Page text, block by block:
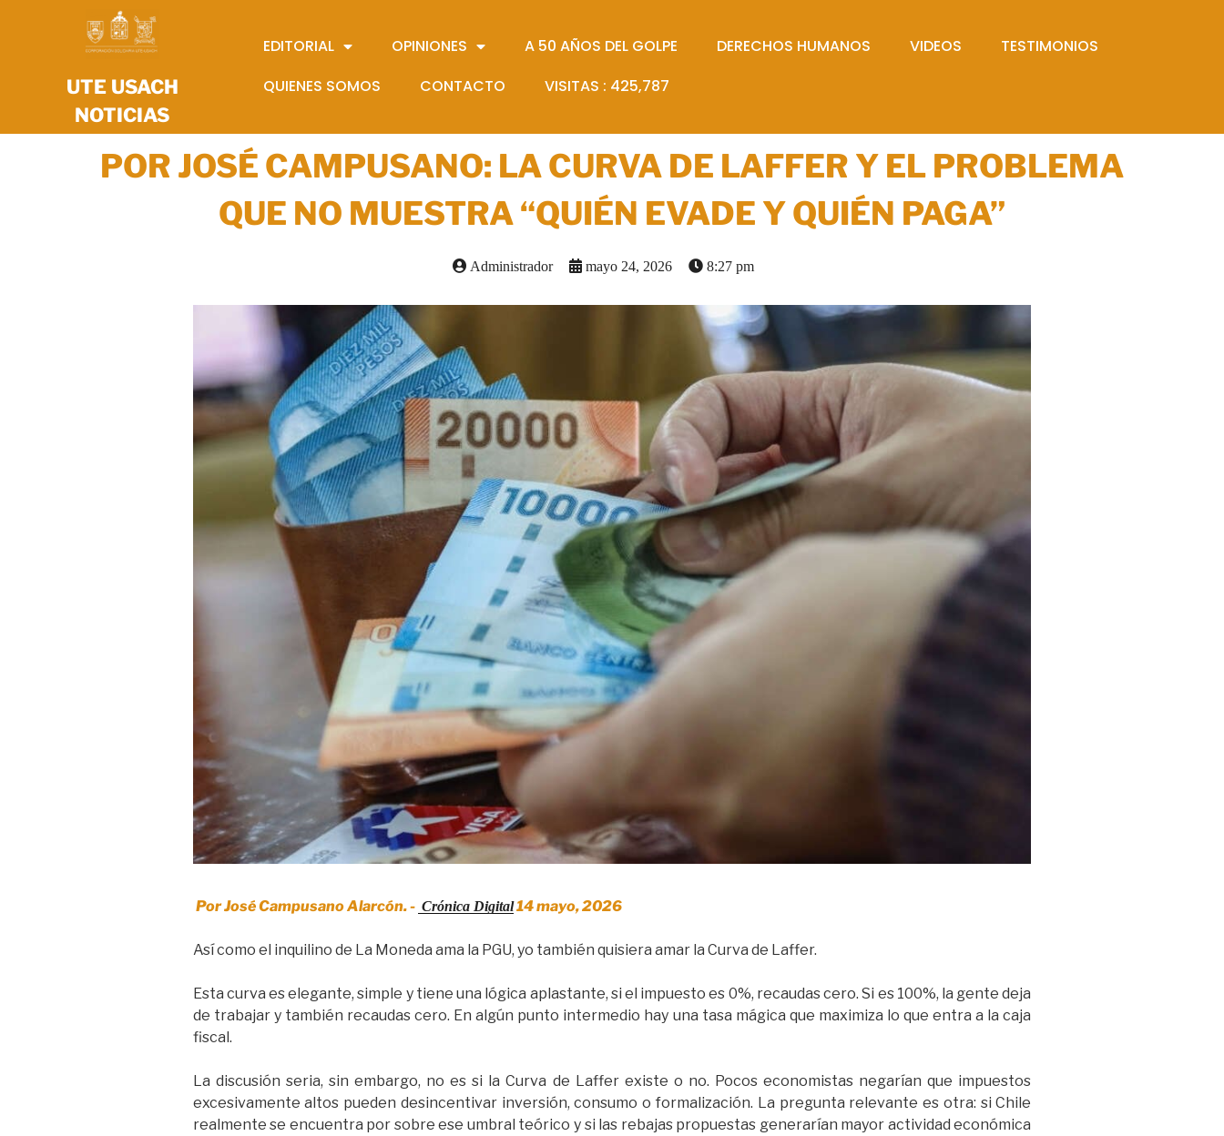
UTE USACH
NOTICIAS
EDITORIAL OPINIONES A 50 AÑOS DEL GOLPE DERECHOS HUMANOS VIDEOS
TESTIMONIOS
QUIENES SOMOS
CONTACTO VISITAS : 425,787
POR JOSÉ CAMPUSANO: LA CURVA DE LAFFER Y EL PROBLEMA
QUE NO MUESTRA “QUIÉN EVADE Y QUIÉN PAGA”
Administrador mayo 24, 2026 8:27 pm
Por José Campusano Alarcón. - Crónica Digital14 mayo, 2026
Así como el inquilino de La Moneda ama la PGU, yo también quisiera amar la Curva de Laffer.
Esta curva es elegante, simple y tiene una lógica aplastante, si el impuesto es 0%, recaudas cero. Si es 100%, la gente deja
de trabajar y también recaudas cero. En algún punto intermedio hay una tasa mágica que maximiza lo que entra a la caja
fiscal.
La discusión seria, sin embargo, no es si la Curva de Laffer existe o no. Pocos economistas negarían que impuestos
excesivamente altos pueden desincentivar inversión, consumo o formalización. La pregunta relevante es otra: si Chile
realmente se encuentra por sobre ese umbral teórico y si las rebajas propuestas generarían mayor actividad económica